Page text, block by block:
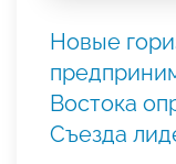
Новые
Востока
Съезда